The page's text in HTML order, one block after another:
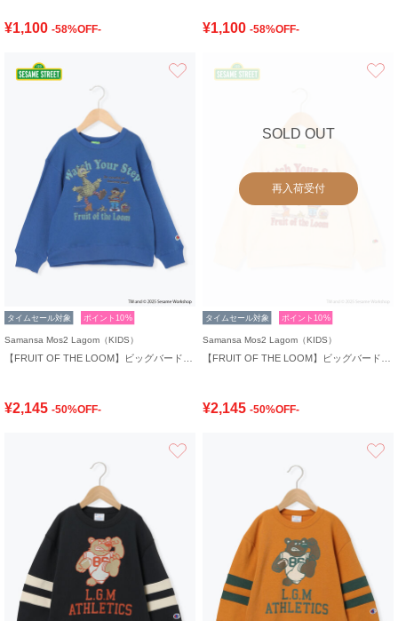
¥1,100 -58%OFF- ¥1,100 -58%OFF-
お気に入り
タイムセール対象 ポイント10%
Samansa Mos2 Lagom（KIDS）
¥2,145 -50%OFF-
SOLD OUT
再入荷受付
タイムセール対象 ポイント10%
Samansa Mos2 Lagom（KIDS）
¥2,145 -50%OFF-